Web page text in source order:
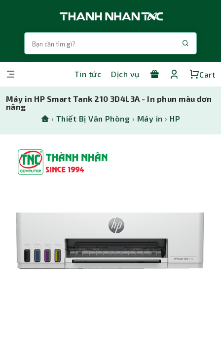
Tin tức Dịch vụ Cart
Máy in HP Smart Tank 210 3D4L3A - In phun màu đơn
năng
› Thiết Bị Văn Phòng › Máy in › HP